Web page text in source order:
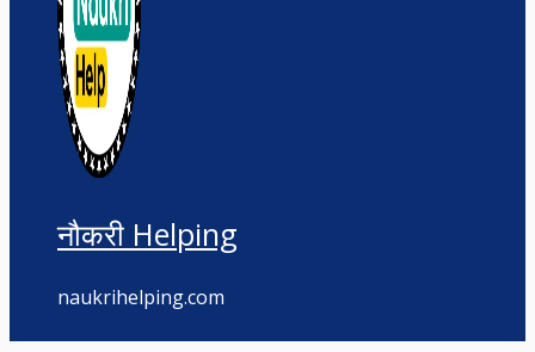
नौकरी Helping
naukrihelping.com